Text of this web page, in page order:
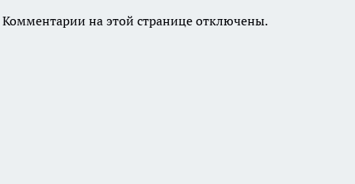
Комментарии на этой странице отключены.